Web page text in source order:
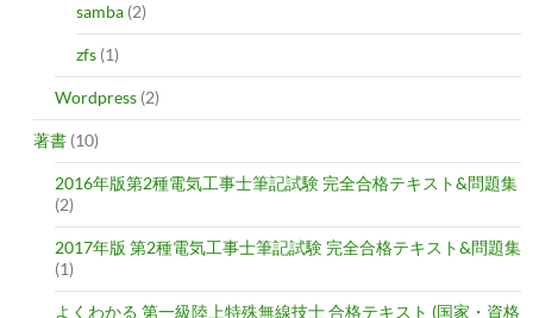
samba (2)
zfs (1)
Wordpress (2)
著書 (10)
2016年版第2種電気工事士筆記試験 完全合格テキスト&問題集
(2)
2017年版 第2種電気工事士筆記試験 完全合格テキスト&問題集
(1)
よくわかる 第一級陸上特殊無線技士 合格テキスト (国家・資格